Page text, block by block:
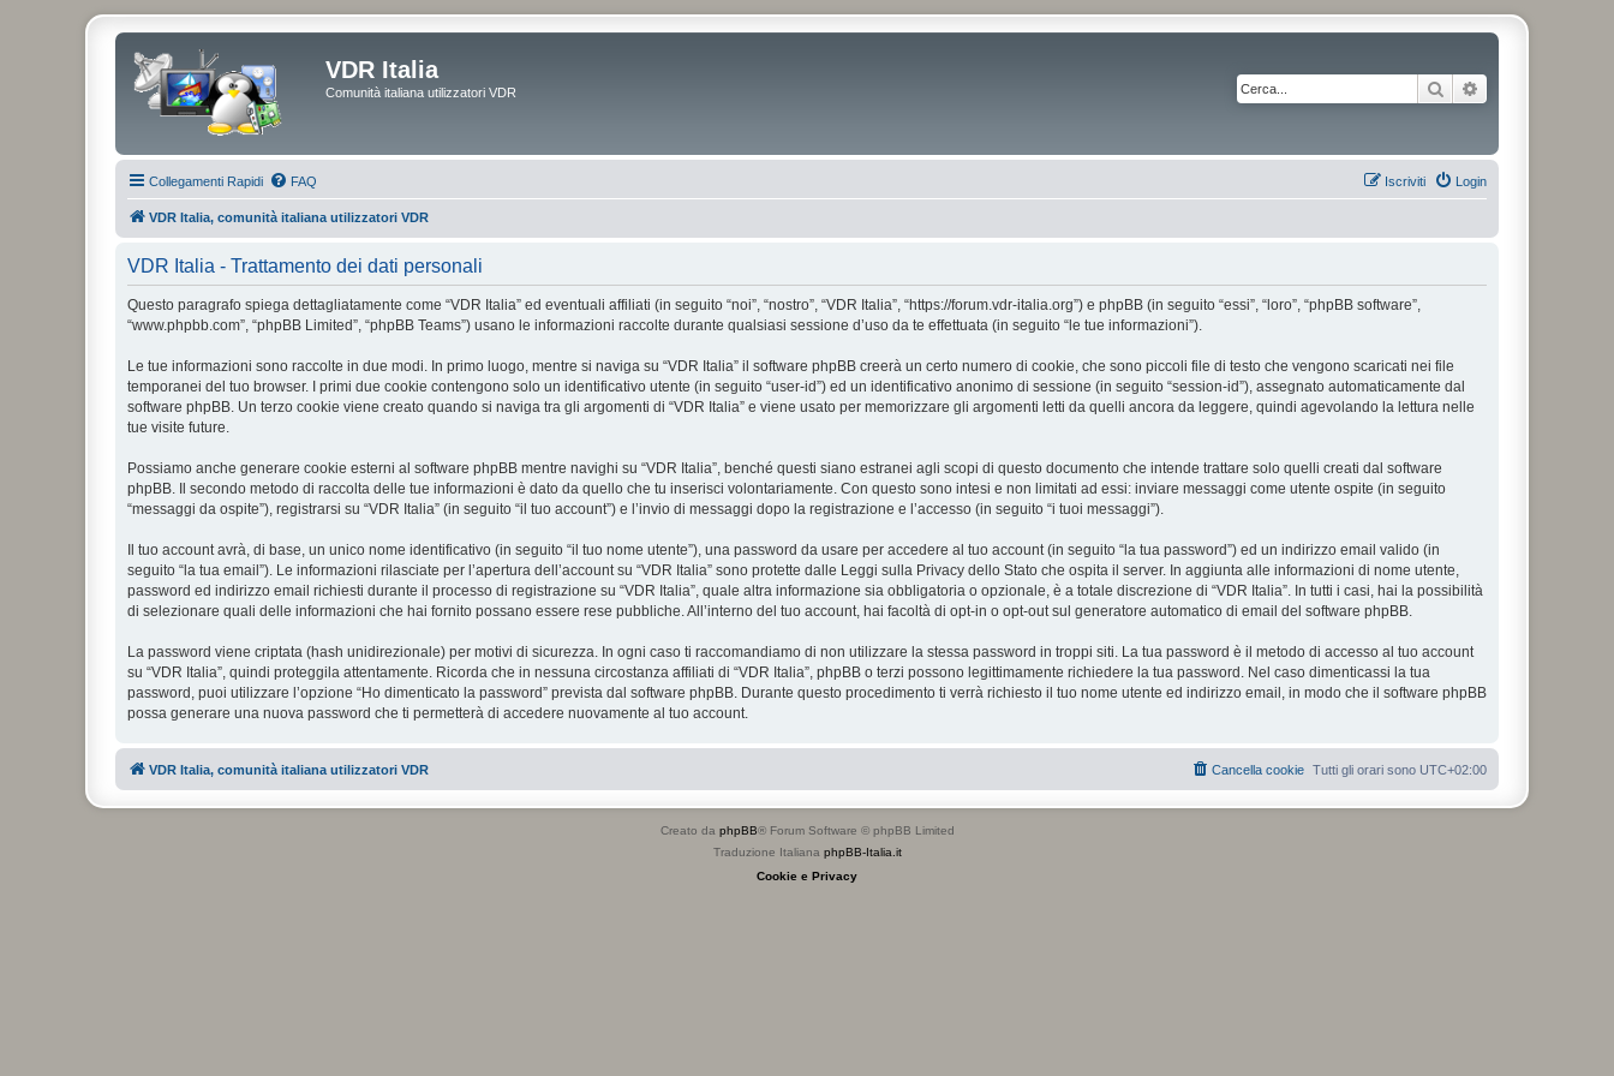
VDR Italia
Comunità italiana utilizzatori VDR Cerca
Collegamenti Rapidi FAQ Login
Iscriviti
VDR Italia, comunità italiana utilizzatori VDR
VDR Italia - Trattamento dei dati personali
Questo paragrafo spiega dettagliatamente come “VDR Italia” ed eventuali affiliati (in seguito “noi”, “nostro”, “VDR Italia”, “https://forum.vdr-italia.org”) e phpBB (in seguito “essi”, “loro”, “phpBB software”,
“www.phpbb.com”, “phpBB Limited”, “phpBB Teams”) usano le informazioni raccolte durante qualsiasi sessione d’uso da te effettuata (in seguito “le tue informazioni”).
Le tue informazioni sono raccolte in due modi. In primo luogo, mentre si naviga su “VDR Italia” il software phpBB creerà un certo numero di cookie, che sono piccoli file di testo che vengono scaricati nei file
temporanei del tuo browser. I primi due cookie contengono solo un identificativo utente (in seguito “user-id”) ed un identificativo anonimo di sessione (in seguito “session-id”), assegnato automaticamente dal
software phpBB. Un terzo cookie viene creato quando si naviga tra gli argomenti di “VDR Italia” e viene usato per memorizzare gli argomenti letti da quelli ancora da leggere, quindi agevolando la lettura nelle
tue visite future.
Possiamo anche generare cookie esterni al software phpBB mentre navighi su “VDR Italia”, benché questi siano estranei agli scopi di questo documento che intende trattare solo quelli creati dal software
phpBB. Il secondo metodo di raccolta delle tue informazioni è dato da quello che tu inserisci volontariamente. Con questo sono intesi e non limitati ad essi: inviare messaggi come utente ospite (in seguito
“messaggi da ospite”), registrarsi su “VDR Italia” (in seguito “il tuo account”) e l’invio di messaggi dopo la registrazione e l’accesso (in seguito “i tuoi messaggi”).
Il tuo account avrà, di base, un unico nome identificativo (in seguito “il tuo nome utente”), una password da usare per accedere al tuo account (in seguito “la tua password”) ed un indirizzo email valido (in
seguito “la tua email”). Le informazioni rilasciate per l’apertura dell’account su “VDR Italia” sono protette dalle Leggi sulla Privacy dello Stato che ospita il server. In aggiunta alle informazioni di nome utente,
password ed indirizzo email richiesti durante il processo di registrazione su “VDR Italia”, quale altra informazione sia obbligatoria o opzionale, è a totale discrezione di “VDR Italia”. In tutti i casi, hai la possibilità
di selezionare quali delle informazioni che hai fornito possano essere rese pubbliche. All’interno del tuo account, hai facoltà di opt-in o opt-out sul generatore automatico di email del software phpBB.
La password viene criptata (hash unidirezionale) per motivi di sicurezza. In ogni caso ti raccomandiamo di non utilizzare la stessa password in troppi siti. La tua password è il metodo di accesso al tuo account
su “VDR Italia”, quindi proteggila attentamente. Ricorda che in nessuna circostanza affiliati di “VDR Italia”, phpBB o terzi possono legittimamente richiedere la tua password. Nel caso dimenticassi la tua
password, puoi utilizzare l’opzione “Ho dimenticato la password” prevista dal software phpBB. Durante questo procedimento ti verrà richiesto il tuo nome utente ed indirizzo email, in modo che il software phpBB
possa generare una nuova password che ti permetterà di accedere nuovamente al tuo account.
VDR Italia, comunità italiana utilizzatori VDR Tutti gli orari sono UTC+02:00
Cancella cookie
Creato da phpBB® Forum Software © phpBB Limited
Traduzione Italiana phpBB-Italia.it
Cookie e Privacy